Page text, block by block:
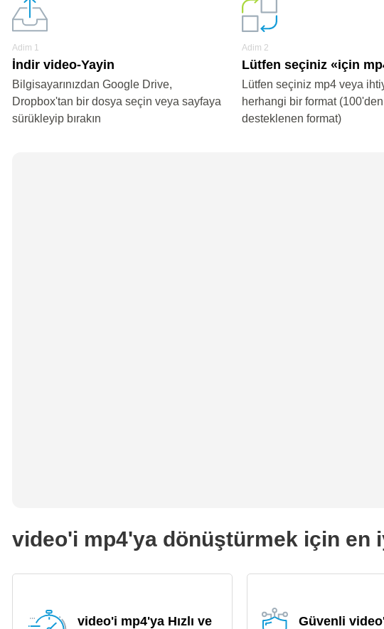
Adim 1
İndir video-Yayin
Bilgisayarınızdan Google Drive,
Dropbox'tan bir dosya seçin veya sayfaya
sürükleyip bırakın
Adim 2
Lütfen seçiniz «için
Lütfen seçiniz mp4 veya
herhangi bir format
desteklenen format)
video'i mp4'ya dönüştürmek için en
video'i mp4'ya Hızlı ve
Güvenli